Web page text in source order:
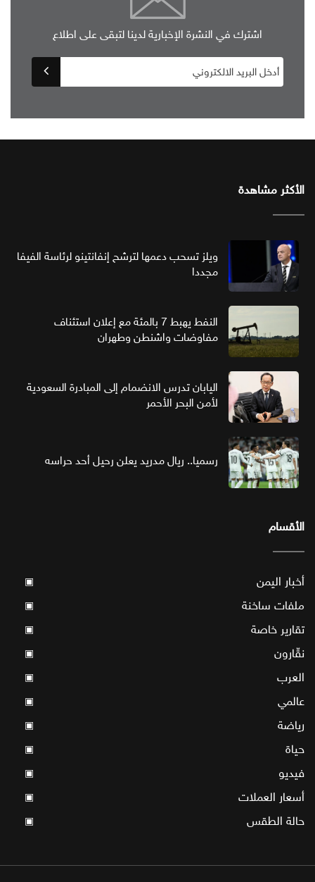
اشترك في النشرة الإخبارية لدينا لتبقى على اطلاع
الأكثر مشاهدة
ويلز تسحب دعمها لترشح إنفانتينو لرئاسة الفيفا
مجددا
النفط يهبط 7 بالمئة مع إعلان استئناف
مفاوضات واشنطن وطهران
اليابان تدرس الانضمام إلى المبادرة السعودية
لأمن البحر الأحمر
رسميا.. ريال مدريد يعلن رحيل أحد حراسه
الأقسام
أخبار اليمن ▣
ملفات ساخنة ▣
تقارير خاصة ▣
نقّارون ▣
العرب ▣
عالمي ▣
رياضة ▣
حياة ▣
فيديو ▣
أسعار العملات ▣
حالة الطقس ▣